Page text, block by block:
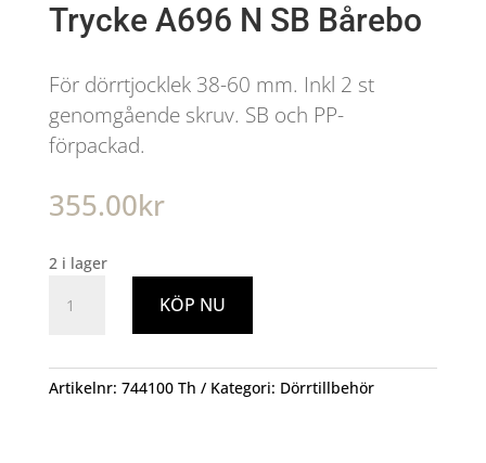
Trycke A696 N SB Bårebo
För dörrtjocklek 38-60 mm. Inkl 2 st
genomgående skruv. SB och PP-
förpackad.
355.00kr
2 i lager
A696
Bårebo
KÖP NU
Artikelnr: 744100 Th Kategori: Dörrtillbehör